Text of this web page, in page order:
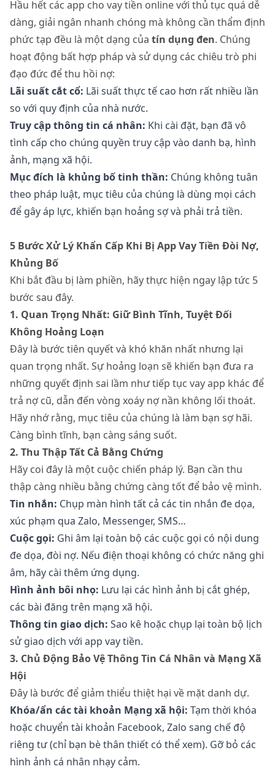
Hầu hết các app cho vay tiền online với thủ tục quá dễ
dàng, giải ngân nhanh chóng mà không cần thẩm định
phức tạp đều là một dạng của tín dụng đen. Chúng
hoạt động bất hợp pháp và sử dụng các chiêu trò phi
đạo đức để thu hồi nợ:
Lãi suất cắt cổ: Lãi suất thực tế cao hơn rất nhiều lần
so với quy định của nhà nước.
Truy cập thông tin cá nhân: Khi cài đặt, bạn đã vô
tình cấp cho chúng quyền truy cập vào danh bạ, hình
ảnh, mạng xã hội.
Mục đích là khủng bố tinh thần: Chúng không tuân
theo pháp luật, mục tiêu của chúng là dùng mọi cách
để gây áp lực, khiến bạn hoảng sợ và phải trả tiền.
5 Bước Xử Lý Khẩn Cấp Khi Bị App Vay Tiền Đòi Nợ,
Khủng Bố
Khi bắt đầu bị làm phiền, hãy thực hiện ngay lập tức 5
bước sau đây.
1. Quan Trọng Nhất: Giữ Bình Tĩnh, Tuyệt Đối
Không Hoảng Loạn
Đây là bước tiên quyết và khó khăn nhất nhưng lại
quan trọng nhất. Sự hoảng loạn sẽ khiến bạn đưa ra
những quyết định sai lầm như tiếp tục vay app khác để
trả nợ cũ, dẫn đến vòng xoáy nợ nần không lối thoát.
Hãy nhớ rằng, mục tiêu của chúng là làm bạn sợ hãi.
Càng bình tĩnh, bạn càng sáng suốt.
2. Thu Thập Tất Cả Bằng Chứng
Hãy coi đây là một cuộc chiến pháp lý. Bạn cần thu
thập càng nhiều bằng chứng càng tốt để bảo vệ mình.
Tin nhắn: Chụp màn hình tất cả các tin nhắn đe dọa,
xúc phạm qua Zalo, Messenger, SMS…
Cuộc gọi: Ghi âm lại toàn bộ các cuộc gọi có nội dung
đe dọa, đòi nợ. Nếu điện thoại không có chức năng ghi
âm, hãy cài thêm ứng dụng.
Hình ảnh bôi nhọ: Lưu lại các hình ảnh bị cắt ghép,
các bài đăng trên mạng xã hội.
Thông tin giao dịch: Sao kê hoặc chụp lại toàn bộ lịch
sử giao dịch với app vay tiền.
3. Chủ Động Bảo Vệ Thông Tin Cá Nhân và Mạng Xã
Hội
Đây là bước để giảm thiểu thiệt hại về mặt danh dự.
Khóa/ẩn các tài khoản Mạng xã hội: Tạm thời khóa
hoặc chuyển tài khoản Facebook, Zalo sang chế độ
riêng tư (chỉ bạn bè thân thiết có thể xem). Gỡ bỏ các
hình ảnh cá nhân nhạy cảm.